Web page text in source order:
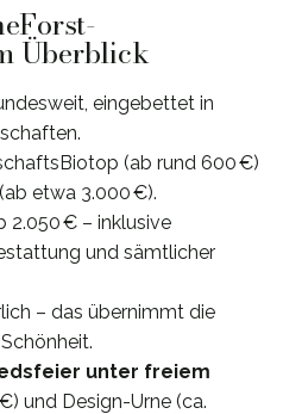
Überblick
eingebettet in
(ab rund 600 €)
etwa 3.000 €).
2.050 € – inklusive
und sämtlicher
– das übernimmt die
unter freiem
und Design-Urne (ca.